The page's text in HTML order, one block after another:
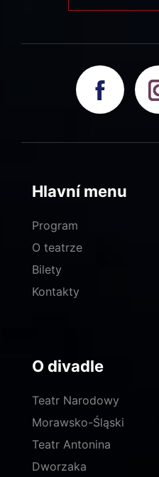
Hlavní menu
Program
O teatrze
Bilety
Kontakty
O divadle
Teatr Narodowy
Morawsko-Śląski
Teatr Antonina
Dworzaka